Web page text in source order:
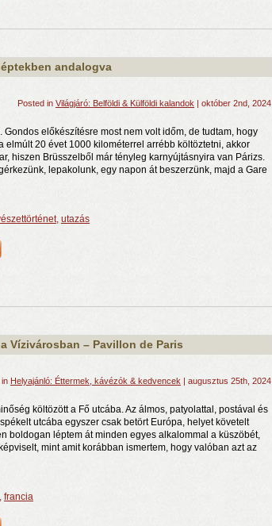
andalogva
Posted in Világjáró: Belföldi & Külföldi kalandok | október 2nd, 2024
Gondos előkészítésre most nem volt időm, de tudtam, hogy
elmúlt 20 évet 1000 kilométerrel arrébb költöztetni, akkor
hiszen Brüsszelből már tényleg karnyújtásnyira van Párizs.
lepakolunk, egy napon át beszerzünk, majd a Gare
, utazás
Vízivárosban – Pavillon de Paris
Helyajánló: Éttermek, kávézók & kedvencek | augusztus 25th, 2024
költözött a Fő utcába. Az álmos, patyolattal, postával és
utcába egyszer csak betört Európa, helyet követelt
boldogan léptem át minden egyes alkalommal a küszöbét,
mint amit korábban ismertem, hogy valóban azt az
, francia